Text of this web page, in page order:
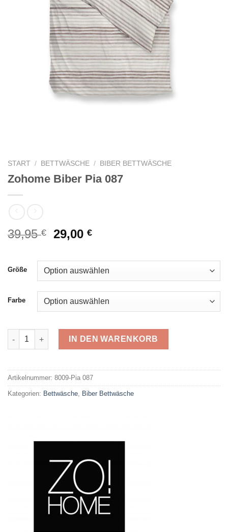
START / BETTWÄSCHE / BIBER BETTWÄSCHE
Zohome Biber Pia 087
39,95€
Ursprünglicher
war:
39,95 €
29,00€Aktueller
ist:
29,00 €.
Größe
Farbe
Zohome Biber Pia 087 Menge
IN DEN WARENKORB
Artikelnummer: 8009-Pia 087
Kategorien: Bettwäsche, Biber Bettwäsche